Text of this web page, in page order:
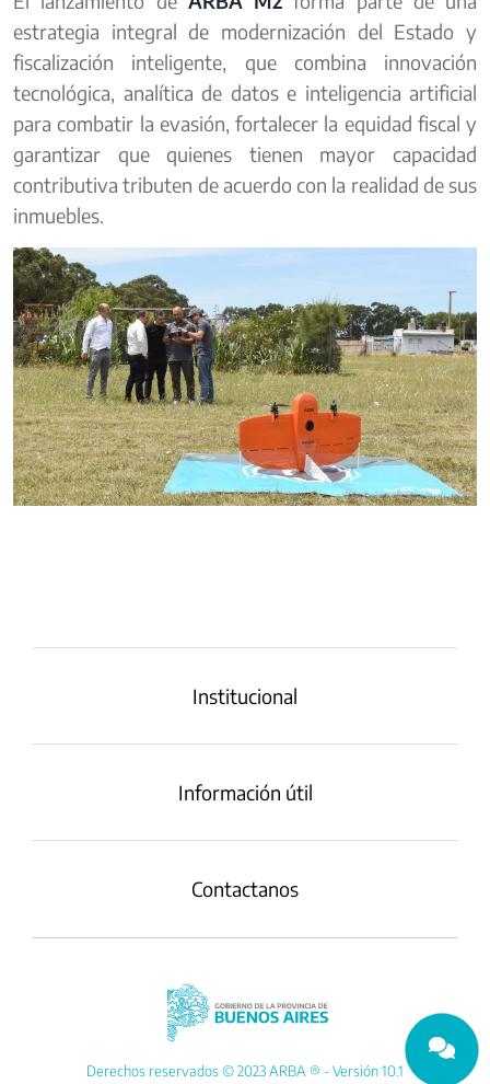
estrategia integral de modernización del Estado y
fiscalización inteligente, que combina innovación
tecnológica, analítica de datos e inteligencia artificial
para combatir la evasión, fortalecer la equidad fiscal y
garantizar que quienes tienen mayor capacidad
contributiva tributen de acuerdo con la realidad de sus
inmuebles.
Image
Institucional
Información útil
Contactanos
Derechos reservados © 2023 ARBA ® - Versión 10.1